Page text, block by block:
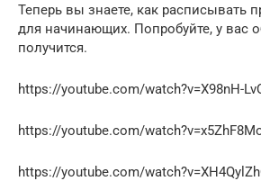
Теперь вы знаете, как расписывать
для начинающих. Попробуйте, у вас
получится.
https://youtube.com/watch?v=X98nH-
https://youtube.com/
https://youtube.com/